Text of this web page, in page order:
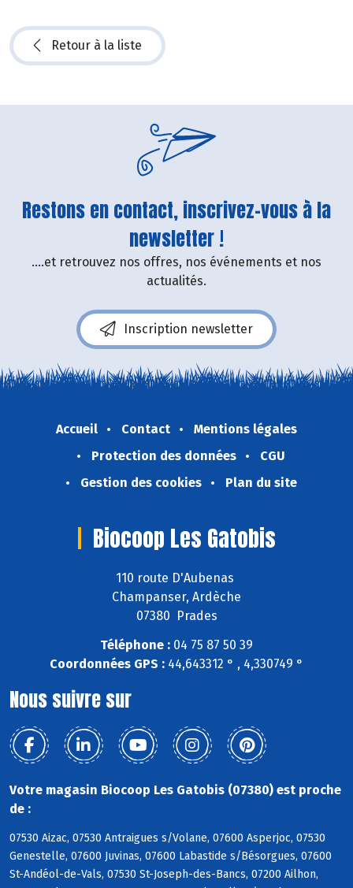
Retour à la liste
Restons en contact, inscrivez-vous à la
newsletter !
....et retrouvez nos offres, nos événements et nos
actualités.
Inscription newsletter
Accueil Contact
Mentions légales
Protection des données
CGU
Gestion des cookies
Plan du site
Biocoop Les Gatobis
110 route D'Aubenas
Champanser, Ardèche
07380 Prades
Téléphone : 04 75 87 50 39
Coordonnées GPS : 44,643312 ° , 4,330749 °
Nous suivre sur
Votre magasin Biocoop Les Gatobis (07380) est proche
de :
07530 Aizac, 07530 Antraigues s/Volane, 07600 Asperjoc, 07530
Genestelle, 07600 Juvinas, 07600 Labastide s/Bésorgues, 07600
St-Andéol-de-Vals, 07530 St-Joseph-des-Bancs, 07200 Ailhon,